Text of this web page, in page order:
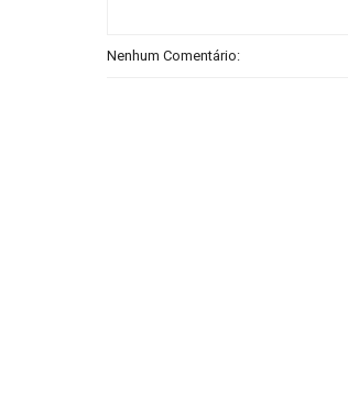
Nenhum Comentário: